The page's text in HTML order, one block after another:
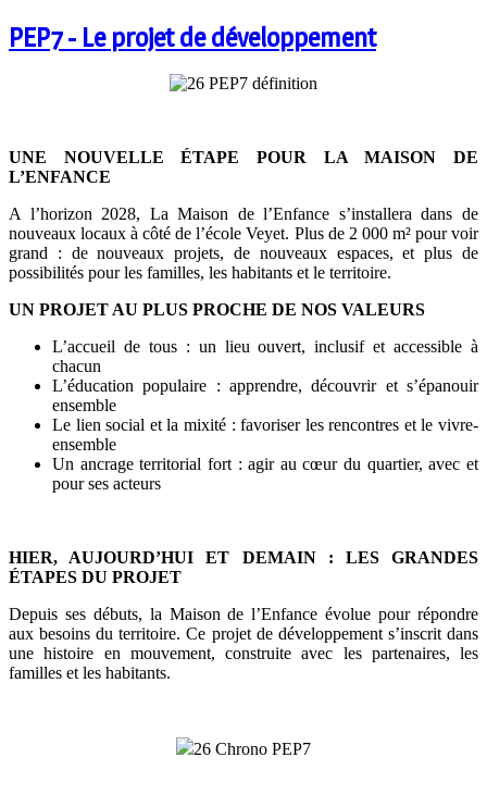
PEP7 - Le projet de développement
UNE NOUVELLE ÉTAPE POUR LA MAISON DE
L’ENFANCE
A l’horizon 2028, La Maison de l’Enfance s’installera dans de
nouveaux locaux à côté de l’école Veyet. Plus de 2 000 m² pour voir
grand : de nouveaux projets, de nouveaux espaces, et plus de
possibilités pour les familles, les habitants et le territoire.
UN PROJET AU PLUS PROCHE DE NOS VALEURS
L’accueil de tous : un lieu ouvert, inclusif et accessible à
chacun
L’éducation populaire : apprendre, découvrir et s’épanouir
ensemble
Le lien social et la mixité : favoriser les rencontres et le vivre-
ensemble
Un ancrage territorial fort : agir au cœur du quartier, avec et
pour ses acteurs
HIER, AUJOURD’HUI ET DEMAIN : LES GRANDES
ÉTAPES DU PROJET
Depuis ses débuts, la Maison de l’Enfance évolue pour répondre
aux besoins du territoire. Ce projet de développement s’inscrit dans
une histoire en mouvement, construite avec les partenaires, les
familles et les habitants.